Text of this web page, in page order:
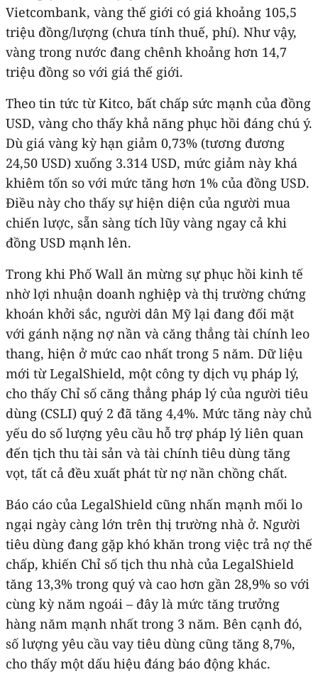
Vietcombank, vàng thế giới có giá khoảng 105,5
triệu đồng/lượng (chưa tính thuế, phí). Như vậy,
vàng trong nước đang chênh khoảng hơn 14,7
triệu đồng so với giá thế giới.
Theo tin tức từ Kitco, bất chấp sức mạnh của đồng
USD, vàng cho thấy khả năng phục hồi đáng chú ý.
Dù giá vàng kỳ hạn giảm 0,73% (tương đương
24,50 USD) xuống 3.314 USD, mức giảm này khá
khiêm tốn so với mức tăng hơn 1% của đồng USD.
Điều này cho thấy sự hiện diện của người mua
chiến lược, sẵn sàng tích lũy vàng ngay cả khi
đồng USD mạnh lên.
Trong khi Phố Wall ăn mừng sự phục hồi kinh tế
nhờ lợi nhuận doanh nghiệp và thị trường chứng
khoán khởi sắc, người dân Mỹ lại đang đối mặt
với gánh nặng nợ nần và căng thẳng tài chính leo
thang, hiện ở mức cao nhất trong 5 năm. Dữ liệu
mới từ LegalShield, một công ty dịch vụ pháp lý,
cho thấy Chỉ số căng thẳng pháp lý của người tiêu
dùng (CSLI) quý 2 đã tăng 4,4%. Mức tăng này chủ
yếu do số lượng yêu cầu hỗ trợ pháp lý liên quan
đến tịch thu tài sản và tài chính tiêu dùng tăng
vọt, tất cả đều xuất phát từ nợ nần chồng chất.
Báo cáo của LegalShield cũng nhấn mạnh mối lo
ngại ngày càng lớn trên thị trường nhà ở. Người
tiêu dùng đang gặp khó khăn trong việc trả nợ thế
chấp, khiến Chỉ số tịch thu nhà của LegalShield
tăng 13,3% trong quý và cao hơn gần 28,9% so với
cùng kỳ năm ngoái – đây là mức tăng trưởng
hàng năm mạnh nhất trong 3 năm. Bên cạnh đó,
số lượng yêu cầu vay tiêu dùng cũng tăng 8,7%,
cho thấy một dấu hiệu đáng báo động khác.